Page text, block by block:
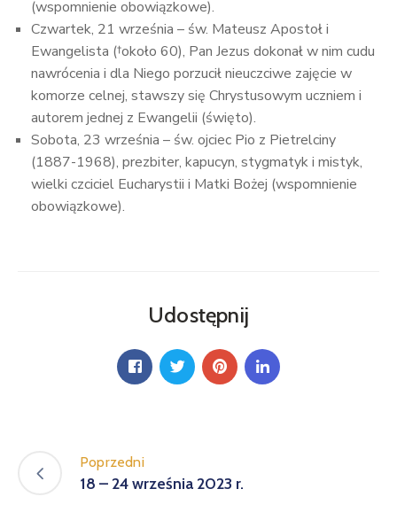
(wspomnienie obowiązkowe).
Czwartek, 21 września – św. Mateusz Apostoł i
Ewangelista (†około 60), Pan Jezus dokonał w nim cudu
nawrócenia i dla Niego porzucił nieuczciwe zajęcie w
komorze celnej, stawszy się Chrystusowym uczniem i
autorem jednej z Ewangelii (święto).
Sobota, 23 września – św. ojciec Pio z Pietrelciny
(1887-1968), prezbiter, kapucyn, stygmatyk i mistyk,
wielki czciciel Eucharystii i Matki Bożej (wspomnienie
obowiązkowe).
Udostępnij
Poprzedni
18 – 24 września 2023 r.